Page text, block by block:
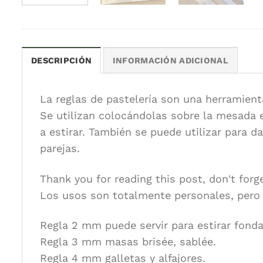
DESCRIPCIÓN INFORMACIÓN ADICIONAL
La reglas de pastelería son una
Se utilizan colocándolas sobre la mesada
a estirar. También se puede utilizar para
parejas.
Thank you for reading this post, don't
Los usos son totalmente personales,
Regla 2 mm puede servir para estirar
Regla 3 mm masas brisée, sablée.
Regla 4 mm galletas y alfajores.